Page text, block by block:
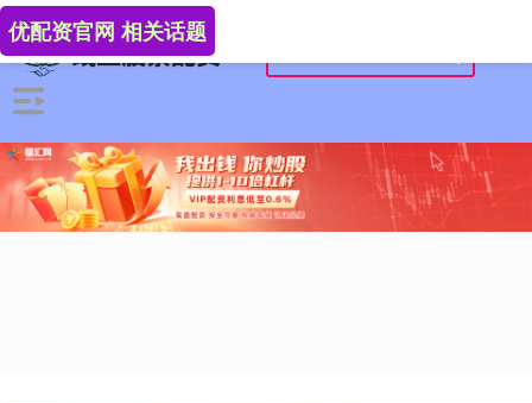
优配资官网 相关话题